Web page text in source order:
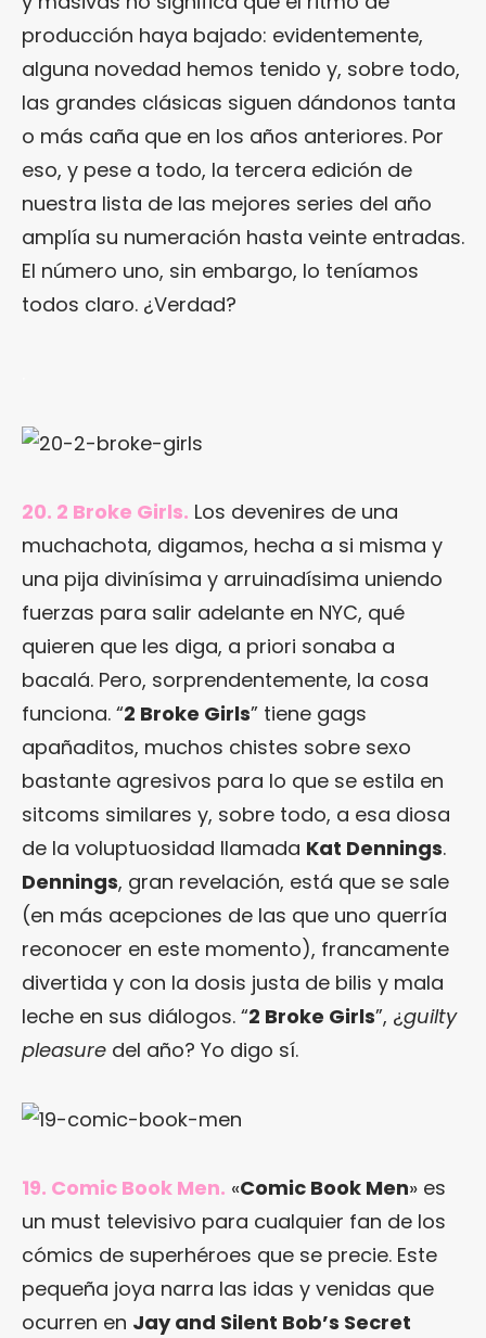
producción haya bajado: evidentemente,
alguna novedad hemos tenido y, sobre todo,
las grandes clásicas siguen dándonos tanta
o más caña que en los años anteriores. Por
eso, y pese a todo, la tercera edición de
nuestra lista de las mejores series del año
amplía su numeración hasta veinte entradas.
El número uno, sin embargo, lo teníamos
todos claro. ¿Verdad?
20. 2 Broke Girls. Los devenires de una
muchachota, digamos, hecha a si misma y
una pija divinísima y arruinadísima uniendo
fuerzas para salir adelante en NYC, qué
quieren que les diga, a priori sonaba a
bacalá. Pero, sorprendentemente, la cosa
funciona. “2 Broke Girls” tiene gags
apañaditos, muchos chistes sobre sexo
bastante agresivos para lo que se estila en
sitcoms similares y, sobre todo, a esa diosa
de la voluptuosidad llamada Kat Dennings.
Dennings, gran revelación, está que se sale
(en más acepciones de las que uno querría
reconocer en este momento), francamente
divertida y con la dosis justa de bilis y mala
leche en sus diálogos. “2 Broke Girls”, ¿guilty
pleasure del año? Yo digo sí.
19. Comic Book Men. «Comic Book Men» es
un must televisivo para cualquier fan de los
cómics de superhéroes que se precie. Este
pequeña joya narra las idas y venidas que
ocurren en Jay and Silent Bob’s Secret